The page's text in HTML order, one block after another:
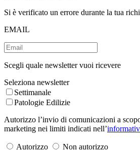
Si è verificato un errore durante la tua
EMAIL
Scegli quale newsletter vuoi ricevere
Seleziona newsletter
Settimanale
Patologie Edilizie
Autorizzo l’invio di comunicazioni a
marketing nei limiti indicati nell’
Autorizzo
Non autorizzo